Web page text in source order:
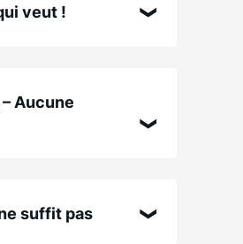
veut !
Aucune
suffit pas